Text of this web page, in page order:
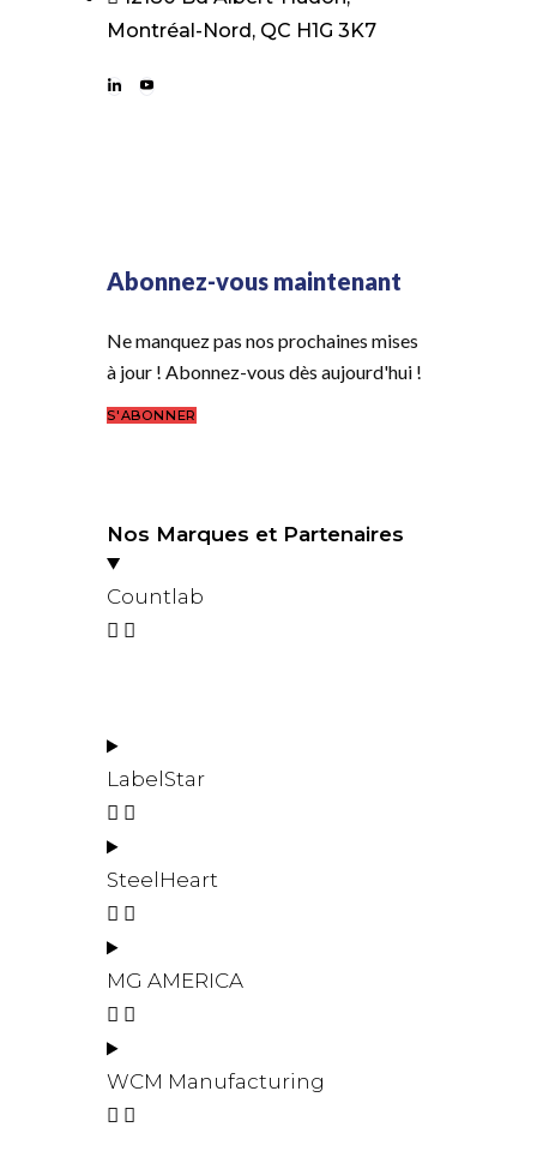
Montréal-Nord, QC H1G 3K7
Abonnez-vous maintenant
Ne manquez pas nos prochaines mises
à jour ! Abonnez-vous dès aujourd'hui !
S'ABONNER
Nos Marques et Partenaires
Countlab
LabelStar
SteelHeart
MG AMERICA
WCM Manufacturing